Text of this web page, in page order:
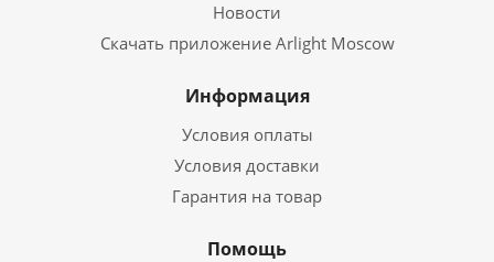
Новости
Скачать приложение Arlight Moscow
Информация
Условия оплаты
Условия доставки
Гарантия на товар
Помощь